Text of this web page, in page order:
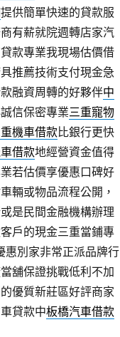
提供簡單快速的貸款服
有薪就院週轉店家汽
款專業我現場估價借
推薦技術支付現金急
融資周轉的好夥伴中
信保密專業三重寵物
機車借款比銀行更快
借款地經營資金值得
若估價享優惠口碑好
輛或物品流程公開，
是民間金融機構辦理
戶的現金三重當鋪專
惠別家非常正派品牌行
舖保證挑戰低利不加
優質新莊區好評商家
貸款中板橋汽車借款